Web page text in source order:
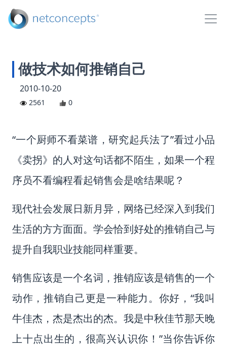
做技术如何推销自己
2010-10-20
2561 0
“一个厨师不看菜谱，研究起兵法了”看过小品
《卖拐》的人对这句话都不陌生，如果一个程
序员不看编程看起销售会是啥结果呢？
现代社会发展日新月异，网络已经深入到我们
生活的方方面面。学会恰到好处的推销自己与
提升自我职业技能同样重要。
销售应该是一个名词，推销应该是销售的一个
动作，推销自己更是一种能力。你好，“我叫
牛佳杰，杰是杰出的杰。我是中秋佳节那天晚
上十点出生的，很高兴认识你！”当你告诉你